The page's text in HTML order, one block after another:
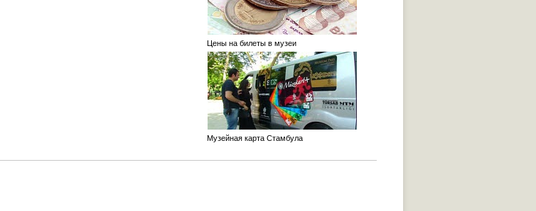
Цены на билеты в музеи
Музейная карта Стамбула